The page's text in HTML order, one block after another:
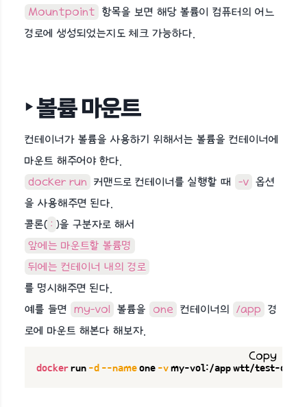
Mountpoint 항목을 보면 해당 볼륨이 컴퓨터의 어느
경로에 생성되었는지도 체크 가능하다.
‣ 볼륨 마운트
컨테이너가 볼륨을 사용하기 위해서는 볼륨을 컨테이너에
마운트 해주어야 한다.
docker run 커맨드로 컨테이너를 실행할 때 -v 옵션
을 사용해주면 된다.
콜론( : )을 구분자로 해서
앞에는 마운트할 볼륨명
뒤에는 컨테이너 내의 경로
를 명시해주면 된다.
예를 들면 my-vol 볼륨을 one 컨테이너의 /app 경
로에 마운트 해본다 해보자.
docker run -d --name one -v my-vol:/app wtt/test-
Copy